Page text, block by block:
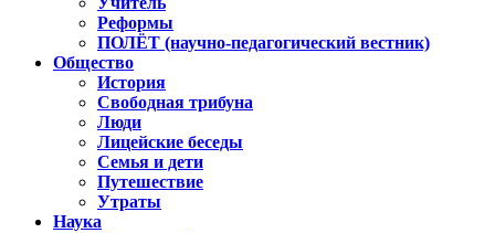
Реформы
ПОЛЁТ (научно-педагогический вестник)
Общество
История
Свободная трибуна
Люди
Лицейские беседы
Семья и дети
Путешествие
Утраты
Наука